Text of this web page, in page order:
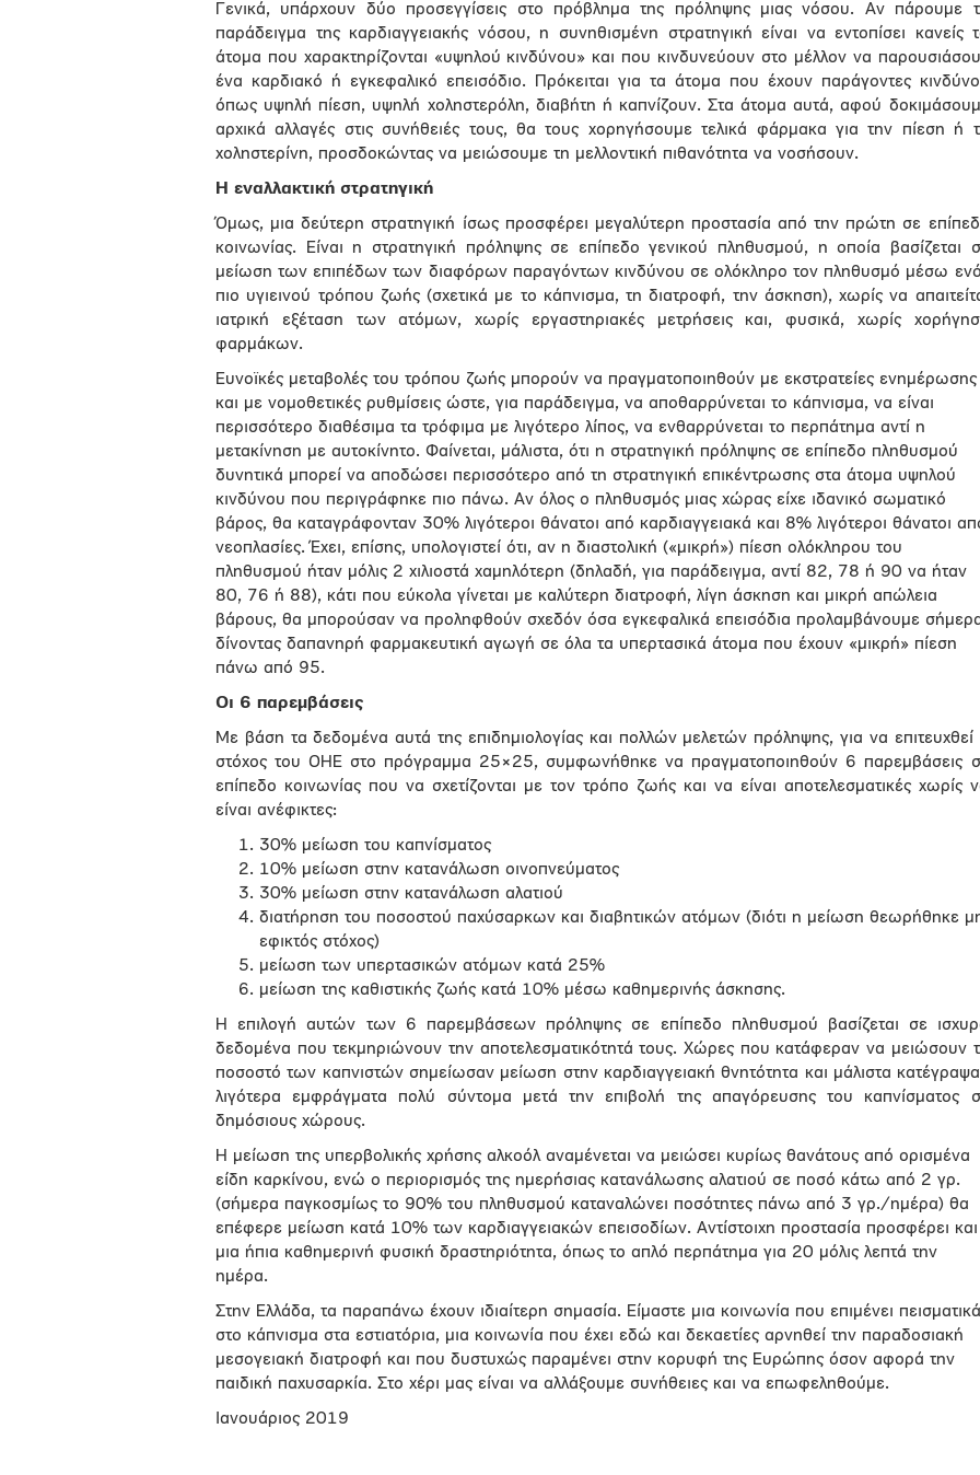
Γενικά, υπάρχουν δύο προσεγγίσεις στο πρόβλημα της πρόληψης μιας νόσου. Αν πάρουμε
παράδειγμα της καρδιαγγειακής νόσου, η συνηθισμένη στρατηγική είναι να εντοπίσει κανείς
άτομα που χαρακτηρίζονται «υψηλού κινδύνου» και που κινδυνεύουν στο μέλλον να
ένα καρδιακό ή εγκεφαλικό επεισόδιο. Πρόκειται για τα άτομα που έχουν παράγοντες
όπως υψηλή πίεση, υψηλή χοληστερόλη, διαβήτη ή καπνίζουν. Στα άτομα αυτά, αφού
αρχικά αλλαγές στις συνήθειές τους, θα τους χορηγήσουμε τελικά φάρμακα για την πίεση ή
χοληστερίνη, προσδοκώντας να μειώσουμε τη μελλοντική πιθανότητα να νοσήσουν.
Η εναλλακτική στρατηγική
Όμως, μια δεύτερη στρατηγική ίσως προσφέρει μεγαλύτερη προστασία από την πρώτη σε
κοινωνίας. Είναι η στρατηγική πρόληψης σε επίπεδο γενικού πληθυσμού, η οποία βασίζεται
μείωση των επιπέδων των διαφόρων παραγόντων κινδύνου σε ολόκληρο τον πληθυσμό μέσω
πιο υγιεινού τρόπου ζωής (σχετικά με το κάπνισμα, τη διατροφή, την άσκηση), χωρίς να
ιατρική εξέταση των ατόμων, χωρίς εργαστηριακές μετρήσεις και, φυσικά, χωρίς
φαρμάκων.
Ευνοϊκές μεταβολές του τρόπου ζωής μπορούν να πραγματοποιηθούν με εκστρατείες ενημέρωσης
και με νομοθετικές ρυθμίσεις ώστε, για παράδειγμα, να αποθαρρύνεται το κάπνισμα, να είναι
περισσότερο διαθέσιμα τα τρόφιμα με λιγότερο λίπος, να ενθαρρύνεται το περπάτημα αντί η
μετακίνηση με αυτοκίνητο. Φαίνεται, μάλιστα, ότι η στρατηγική πρόληψης σε επίπεδο πληθυσμού
δυνητικά μπορεί να αποδώσει περισσότερο από τη στρατηγική επικέντρωσης στα άτομα υψηλού
κινδύνου που περιγράφηκε πιο πάνω. Αν όλος ο πληθυσμός μιας χώρας είχε ιδανικό σωματικό
βάρος, θα καταγράφονταν 30% λιγότεροι θάνατοι από καρδιαγγειακά και 8% λιγότεροι θάνατοι
νεοπλασίες. Έχει, επίσης, υπολογιστεί ότι, αν η διαστολική («μικρή») πίεση ολόκληρου του
πληθυσμού ήταν μόλις 2 χιλιοστά χαμηλότερη (δηλαδή, για παράδειγμα, αντί 82, 78 ή 90 να ήταν
80, 76 ή 88), κάτι που εύκολα γίνεται με καλύτερη διατροφή, λίγη άσκηση και μικρή απώλεια
βάρους, θα μπορούσαν να προληφθούν σχεδόν όσα εγκεφαλικά επεισόδια προλαμβάνουμε
δίνοντας δαπανηρή φαρμακευτική αγωγή σε όλα τα υπερτασικά άτομα που έχουν «μικρή» πίεση
πάνω από 95.
Οι 6 παρεμβάσεις
Με βάση τα δεδομένα αυτά της επιδημιολογίας και πολλών μελετών πρόληψης, για να επιτευχθεί
στόχος του ΟΗΕ στο πρόγραμμα 25×25, συμφωνήθηκε να πραγματοποιηθούν 6 παρεμβάσεις
επίπεδο κοινωνίας που να σχετίζονται με τον τρόπο ζωής και να είναι αποτελεσματικές χωρίς
είναι ανέφικτες:
30% μείωση του καπνίσματος
10% μείωση στην κατανάλωση οινοπνεύματος
30% μείωση στην κατανάλωση αλατιού
διατήρηση του ποσοστού παχύσαρκων και διαβητικών ατόμων (διότι η μείωση θεωρήθηκε
εφικτός στόχος)
μείωση των υπερτασικών ατόμων κατά 25%
μείωση της καθιστικής ζωής κατά 10% μέσω καθημερινής άσκησης.
Η επιλογή αυτών των 6 παρεμβάσεων πρόληψης σε επίπεδο πληθυσμού βασίζεται σε
δεδομένα που τεκμηριώνουν την αποτελεσματικότητά τους. Χώρες που κατάφεραν να μειώσουν
ποσοστό των καπνιστών σημείωσαν μείωση στην καρδιαγγειακή θνητότητα και μάλιστα
λιγότερα εμφράγματα πολύ σύντομα μετά την επιβολή της απαγόρευσης του καπνίσματος
δημόσιους χώρους.
Η μείωση της υπερβολικής χρήσης αλκοόλ αναμένεται να μειώσει κυρίως θανάτους από ορισμένα
είδη καρκίνου, ενώ ο περιορισμός της ημερήσιας κατανάλωσης αλατιού σε ποσό κάτω από 2 γρ.
(σήμερα παγκοσμίως το 90% του πληθυσμού καταναλώνει ποσότητες πάνω από 3 γρ./ημέρα) θα
επέφερε μείωση κατά 10% των καρδιαγγειακών επεισοδίων. Αντίστοιχη προστασία προσφέρει και
μια ήπια καθημερινή φυσική δραστηριότητα, όπως το απλό περπάτημα για 20 μόλις λεπτά την
ημέρα.
Στην Ελλάδα, τα παραπάνω έχουν ιδιαίτερη σημασία. Είμαστε μια κοινωνία που επιμένει πεισματικά
στο κάπνισμα στα εστιατόρια, μια κοινωνία που έχει εδώ και δεκαετίες αρνηθεί την παραδοσιακή
μεσογειακή διατροφή και που δυστυχώς παραμένει στην κορυφή της Ευρώπης όσον αφορά την
παιδική παχυσαρκία. Στο χέρι μας είναι να αλλάξουμε συνήθειες και να επωφεληθούμε.
Iανουάριος 2019